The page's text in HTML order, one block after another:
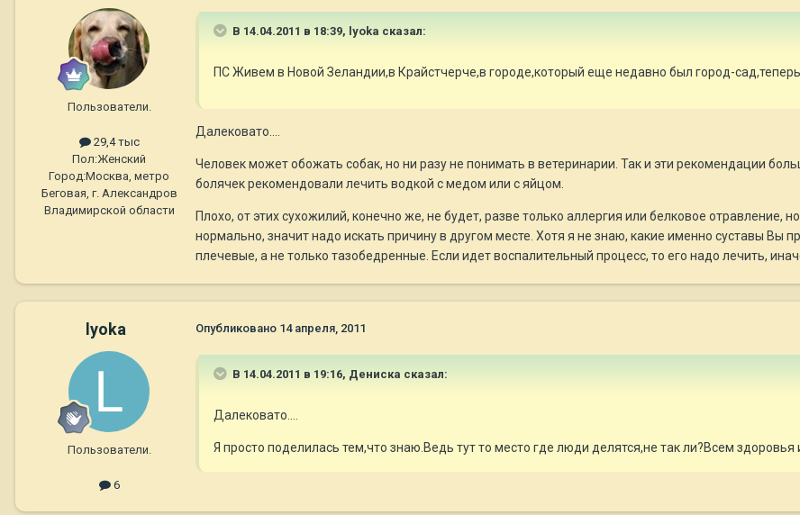
Пользователи.
29,4 тыс
Пол:Женский
Город:Москва, метро
Беговая, г. Александров
Владимирской области
В 14.04.2011 в 18:39, lyoka сказал:
ПС Живем в Новой Зеландии,в Крайстчерче,в городе,который еще недавно был город-сад,теперь
Далековато....
Человек может обожать собак, но ни разу не понимать в ветеринарии. Так и эти рекомендации
болячек рекомендовали лечить водкой с медом или с яйцом.
Плохо, от этих сухожилий, конечно же, не будет, разве только аллергия или белковое отравление,
нормально, значит надо искать причину в другом месте. Хотя я не знаю, какие именно суставы Вы
плечевые, а не только тазобедренные. Если идет воспалительный процесс, то его надо лечить,
lyoka
Пользователи.
6
Опубликовано 14 апреля, 2011
В 14.04.2011 в 19:16, Дениска сказал:
Далековато....
Я просто поделилась тем,что знаю.Ведь тут то место где люди делятся,не так ли?Всем здоровья